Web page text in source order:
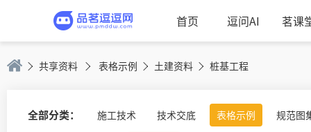
首页 逗问AI 茗课
共享资料 表格示例 土建资料 桩基工程
全部分类： 施工技术 技术交底 表格示例 规范图